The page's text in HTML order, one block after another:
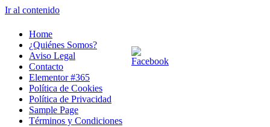
Ir al contenido
Home
¿Quiénes Somos?
Aviso Legal
Contacto
Elementor #365
Política de Cookies
Política de Privacidad
Sample Page
Términos y Condiciones